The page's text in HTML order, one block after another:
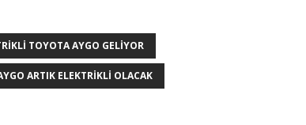
TOYOTA AYGO GELIYOR
ARTIK ELEKTRIKLI OLACAK